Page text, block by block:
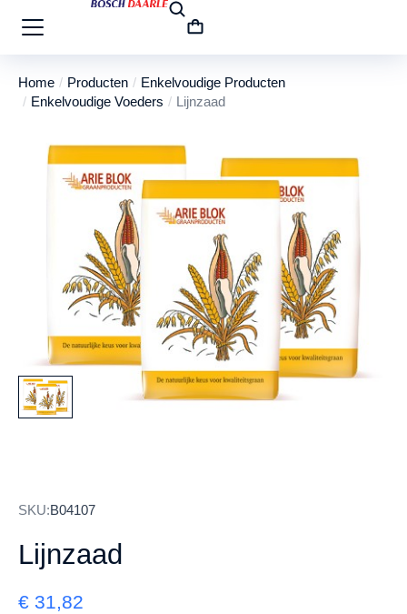
Je bent hier:
Home Producten
Enkelvoudige Producten
Enkelvoudige Voeders
Lijnzaad
SKU:B04107
Lijnzaad
€ 31,82